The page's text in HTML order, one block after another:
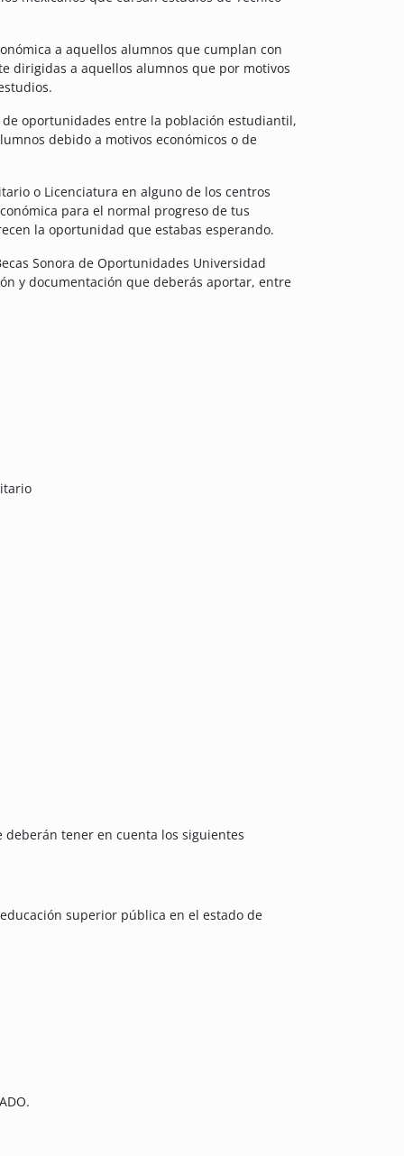
a aquellos alumnos que cumplan con
dirigidas a aquellos alumnos que por motivos
oportunidades entre la población estudiantil,
debido a motivos económicos o de
o Licenciatura en alguno de los centros
para el normal progreso de tus
la oportunidad que estabas esperando.
Sonora de Oportunidades Universidad
y documentación que deberás aportar, entre
deberán tener en cuenta los siguientes
superior pública en el estado de